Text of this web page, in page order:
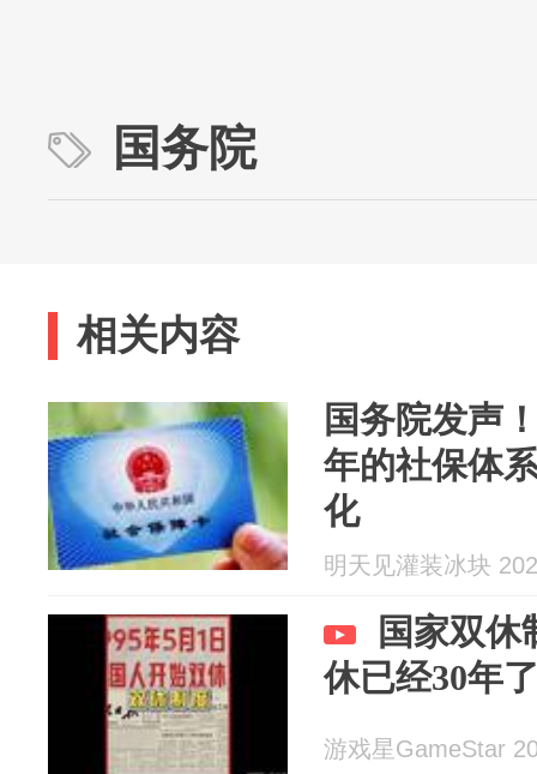
国务院
相关内容
国务院发声
年的社保体
化
明天见灌装冰块
国家双休
休已经30年
游戏星GameStar